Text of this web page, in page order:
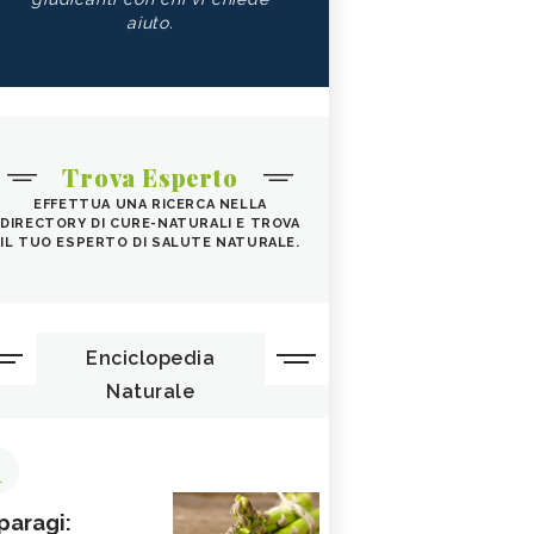
aiuto.
Trova Esperto
EFFETTUA UNA RICERCA NELLA
DIRECTORY DI CURE-NATURALI E TROVA
IL TUO ESPERTO DI SALUTE NATURALE.
Enciclopedia
Naturale